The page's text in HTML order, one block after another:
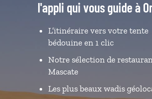
l'appli qui vous guide à
L’itinéraire vers votre tente
bédouine en 1 clic
Notre sélection de
Mascate
Les plus beaux wadis